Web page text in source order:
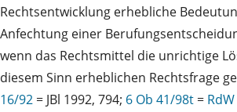
Rechtsentwicklung erhebliche
Anfechtung einer
wenn das Rechtsmittel die unrichtige
diesem Sinn erheblichen Rechtsfrage
16/92 = JBl 1992, 794; 6 Ob 41/98t =